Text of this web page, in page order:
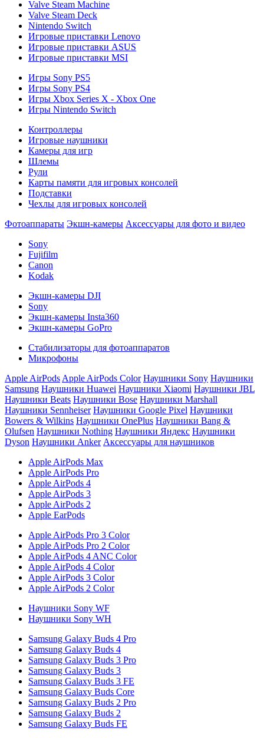
Valve Steam Machine
Valve Steam Deck
Nintendo Switch
Игровые приставки Lenovo
Игровые приставки ASUS
Игровые приставки MSI
Игры Sony PS5
Игры Sony PS4
Игры Xbox Series X - Xbox One
Игры Nintendo Switch
Контроллеры
Игровые наушники
Камеры для игр
Шлемы
Рули
Карты памяти для игровых консолей
Подставки
Чехлы для игровых консолей
Фотоаппараты Экшн-камеры Аксессуары для фото и видео
Sony
Fujifilm
Canon
Kodak
Экшн-камеры DJI
Sony
Экшн-камеры Insta360
Экшн-камеры GoPro
Стабилизаторы для фотоаппаратов
Микрофоны
Apple AirPods Apple AirPods Color Наушники Sony Наушники
Samsung Наушники Huawei Наушники Xiaomi Наушники JBL
Наушники Beats Наушники Bose Наушники Marshall
Наушники Sennheiser Наушники Google Pixel Наушники
Bowers & Wilkins Наушники OnePlus Наушники Bang &
Olufsen Наушники Nothing Наушники Яндекс Наушники
Dyson Наушники Anker Аксессуары для наушников
Apple AirPods Max
Apple AirPods Pro
Apple AirPods 4
Apple AirPods 3
Apple AirPods 2
Apple EarPods
Apple AirPods Pro 3 Color
Apple AirPods Pro 2 Color
Apple AirPods 4 ANC Color
Apple AirPods 4 Color
Apple AirPods 3 Color
Apple AirPods 2 Color
Наушники Sony WF
Наушники Sony WH
Samsung Galaxy Buds 4 Pro
Samsung Galaxy Buds 4
Samsung Galaxy Buds 3 Pro
Samsung Galaxy Buds 3
Samsung Galaxy Buds 3 FE
Samsung Galaxy Buds Core
Samsung Galaxy Buds 2 Pro
Samsung Galaxy Buds 2
Samsung Galaxy Buds FE